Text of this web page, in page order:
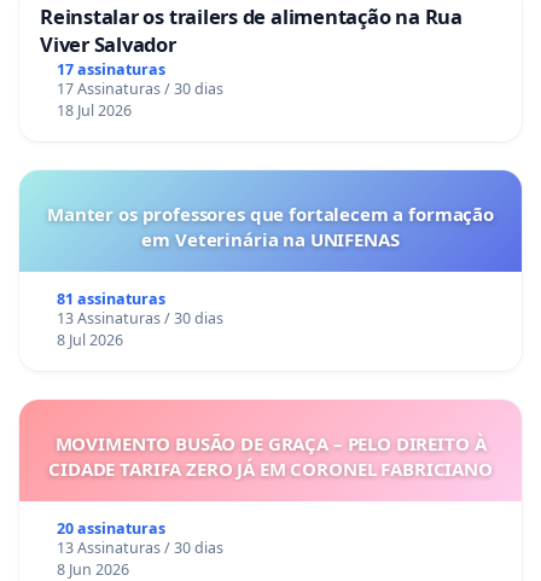
Reinstalar os trailers de alimentação na Rua
Viver Salvador
17 assinaturas
17 Assinaturas / 30 dias
18 Jul 2026
Manter os professores que fortalecem a formação
em Veterinária na UNIFENAS
81 assinaturas
13 Assinaturas / 30 dias
8 Jul 2026
MOVIMENTO BUSÃO DE GRAÇA – PELO DIREITO À
CIDADE TARIFA ZERO JÁ EM CORONEL FABRICIANO
20 assinaturas
13 Assinaturas / 30 dias
8 Jun 2026